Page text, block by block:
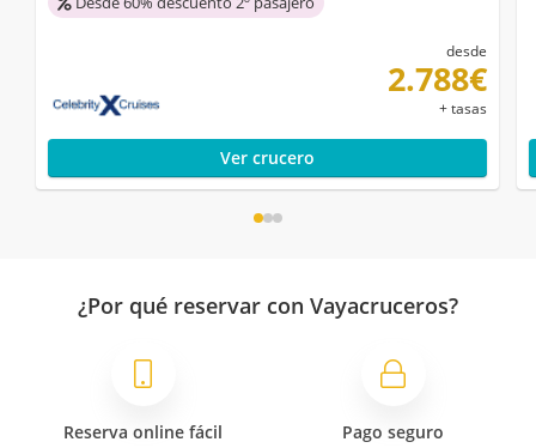
desde
2.788€
+ tasas
Ver crucero
¿Por qué reservar con Vayacruceros?
Reserva online fácil Pago seguro